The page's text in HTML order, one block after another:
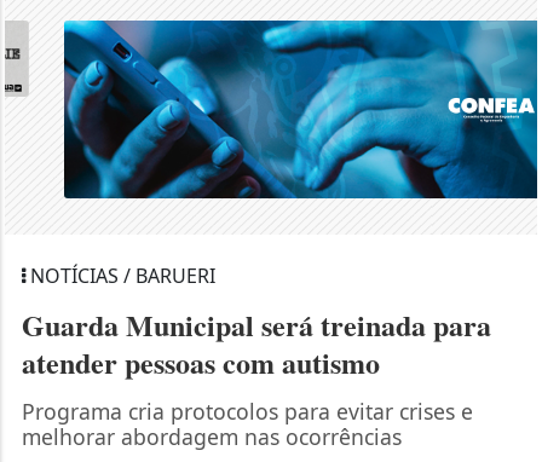
NOTÍCIAS / BARUERI
Guarda Municipal será treinada para
atender pessoas com autismo
Programa cria protocolos para evitar crises e
melhorar abordagem nas ocorrências